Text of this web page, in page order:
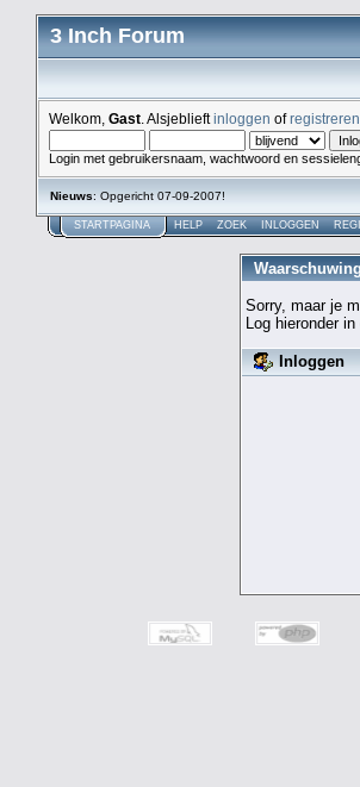
3 Inch Forum
Welkom, Gast . Alsjeblieftinloggen ofregistreren
Login met gebruikersnaam, wachtwoord en
Nieuws: Opgericht 07-09-2007!
STARTPAGINA HELP ZOEK INLOGGEN
Sorry, maar je
Log hieronder
Inloggen